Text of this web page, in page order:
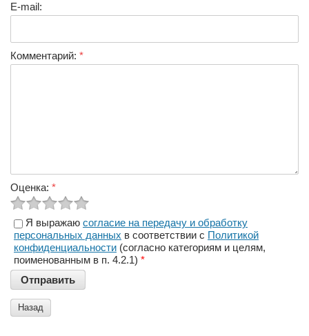
E-mail:
Комментарий: *
Оценка: *
Я выражаю согласие на передачу и обработку
персональных данных в соответствии с Политикой
конфиденциальности (согласно категориям и целям,
поименованным в п. 4.2.1) *
Назад